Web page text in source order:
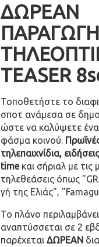
ΔΩΡΕΑΝ
ΠΑΡΑΓΩΓΗ
TEASER
Τοποθετήστε το
σποτ ανάμεσα σε
ώστε να καλύψετε ένα
φάσμα κοινού.
τηλεπαιχνίδια,
timeκαι σήριαλ με τις
τηλεθεάσεις όπως
γή της Ελιάς",
Το πλάνο
αναπτύσσεται σε 2
παρέχεται ΔΩΡΕΑΝ